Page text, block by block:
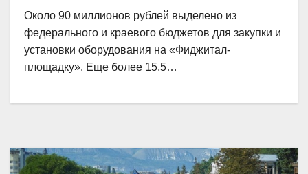
Около 90 миллионов рублей выделено из
федерального и краевого бюджетов для закупки и
установки оборудования на «Фиджитал-
площадку». Еще более 15,5…